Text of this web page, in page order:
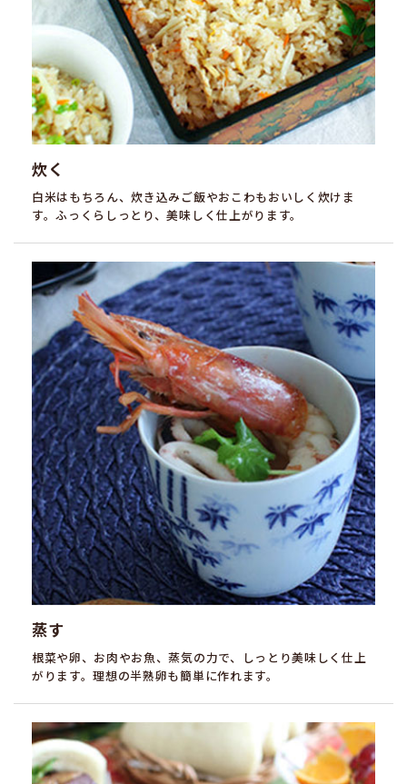
炊く
白米はもちろん、炊き込みご飯やおこわもおいしく炊けま
す。ふっくらしっとり、美味しく仕上がります。
蒸す
根菜や卵、お肉やお魚、蒸気の力で、しっとり美味しく仕上
がります。理想の半熟卵も簡単に作れます。